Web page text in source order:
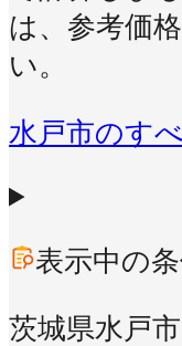
は、参考価
い。
水戸市のす
表示中の
茨城県水戸市